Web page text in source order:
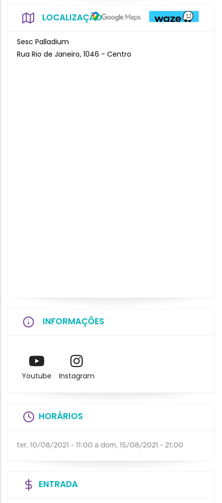
LOCALIZAÇÃO
Sesc Palladium
Rua Rio de Janeiro, 1046 - Centro
INFORMAÇÕES
Youtube Instagram
HORÁRIOS
ter, 10/08/2021 - 11:00 a dom, 15/08/2021 - 21:00
ENTRADA